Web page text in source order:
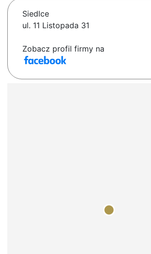
Siedlce
ul. 11 Listopada 31
Zobacz profil firmy na